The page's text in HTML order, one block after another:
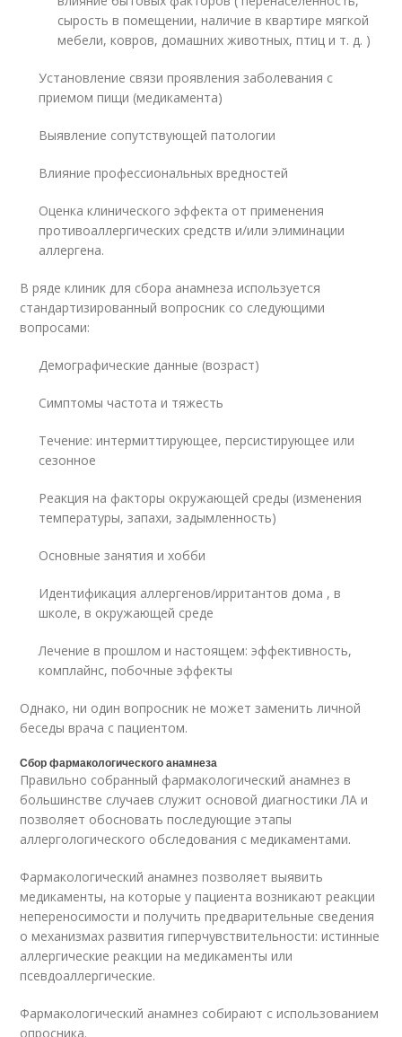
сырость в помещении, наличие в квартире мягкой
мебели, ковров, домашних животных, птиц и т. д. )
Установление связи проявления заболевания с
приемом пищи (медикамента)
Выявление сопутствующей патологии
Влияние профессиональных вредностей
Оценка клинического эффекта от применения
противоаллергических средств и/или элиминации
аллергена.
В ряде клиник для сбора анамнеза используется
стандартизированный вопросник со следующими
вопросами:
Демографические данные (возраст)
Симптомы частота и тяжесть
Течение: интермиттирующее, персистирующее или
сезонное
Реакция на факторы окружающей среды (изменения
температуры, запахи, задымленность)
Основные занятия и хобби
Идентификация аллергенов/ирритантов дома , в
школе, в окружающей среде
Лечение в прошлом и настоящем: эффективность,
комплайнс, побочные эффекты
Однако, ни один вопросник не может заменить личной
беседы врача с пациентом.
Сбор фармакологического анамнеза
Правильно собранный фармакологический анамнез в
большинстве случаев служит основой диагностики ЛА и
позволяет обосновать последующие этапы
аллергологического обследования с медикаментами.
Фармакологический анамнез позволяет выявить
медикаменты, на которые у пациента возникают реакции
непереносимости и получить предварительные сведения
о механизмах развития гиперчувствительности: истинные
аллергические реакции на медикаменты или
псевдоаллергические.
Фармакологический анамнез собирают с использованием
опросника.